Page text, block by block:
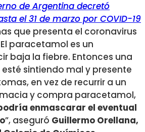
de Argentina decretó
el 31 de marzo por COVID-19
que presenta el coronavirus
paracetamol es un
baja la fiebre. Entonces una
sintiendo mal y presente
en vez de recurrir a un
y compra paracetamol,
enmascarar el eventual
”, aseguró Guillermo Orellana,